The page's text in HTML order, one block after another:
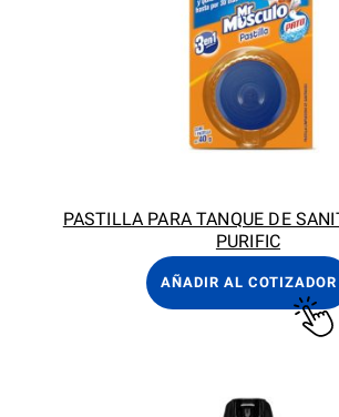
PASTILLA PARA TANQUE DE
PURIFIC
AÑADIR AL COTIZADOR